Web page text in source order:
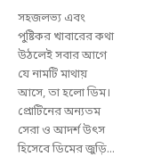
সহজলভ্য এবং
পুষ্টিকর খাবারের কথা
উঠলেই সবার আগে
যে নামটি মাথায়
আসে, তা হলো ডিম।
প্রোটিনের অন্যতম
সেরা ও আদর্শ উৎস
হিসেবে ডিমের জুড়ি...